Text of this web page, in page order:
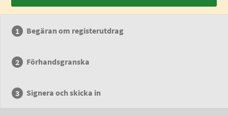
Begäran om registerutdrag
Förhandsgranska
Signera och skicka in